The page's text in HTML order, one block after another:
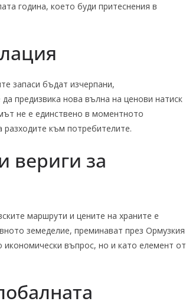
година, което буди притеснения в
запаси бъдат изчерпани,
предизвика нова вълна на ценови натиск
не е единствено в моментното
към потребителите.
вериги за
маршрути и цените на храните е
земеделие, преминават през Ормузкия
въпрос, но и като елемент от